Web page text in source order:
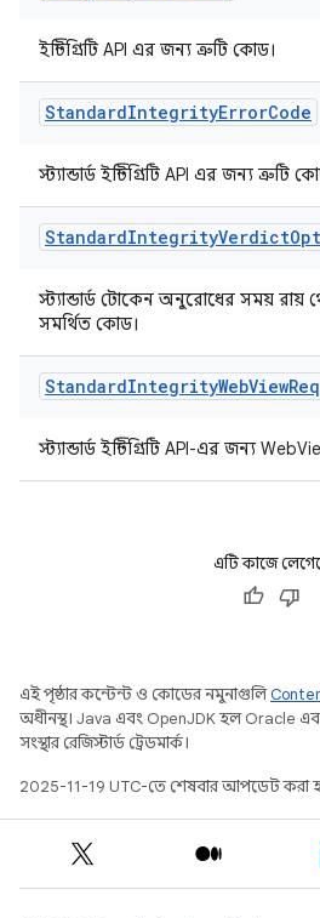
ইন্টিগ্রিটি API এর জন্য ত্রুটি কোড।
StandardIntegrityErrorCode
স্ট্যান্ডার্ড ইন্টিগ্রিটি API এর জন্য ত্রুটি
StandardIntegrityVerdictOpt
স্ট্যান্ডার্ড টোকেন অনুরোধের সময় রায়
সমর্থিত কোড।
StandardIntegrityWebView
স্ট্যান্ডার্ড ইন্টিগ্রিটি API-এর জন্য
এটি কাজে
এই পৃষ্ঠার কন্টেন্ট ও কোডের নমুনাগুলি
অধীনস্থ। Java এবং OpenJDK হল Oracle
সংস্থার রেজিস্টার্ড ট্রেডমার্ক।
2025-11-19 UTC-তে শেষবার আপডেট করা